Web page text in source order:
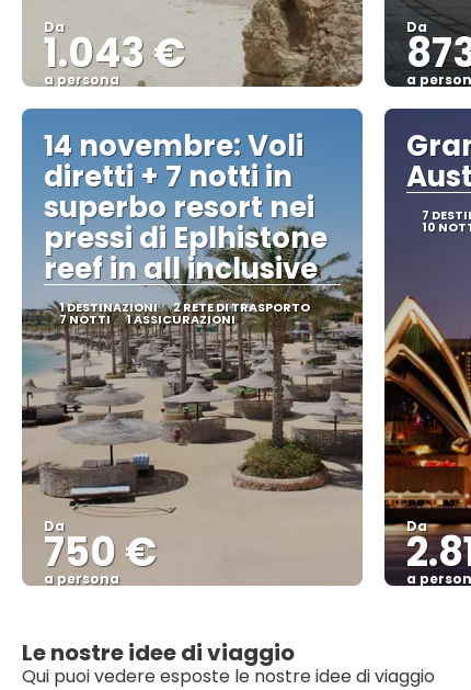
Da
1.043 €
a persona
Vedere
Da
a
14 novembre: Voli
diretti + 7 notti in
superbo resort nei
pressi di Eplhistone
reef in all inclusive
1 DESTINAZIONI 2 RETE DI TRASPORTO
7 NOTTI 1 ASSICURAZIONI
Da
750 €
a persona
7
10
Da
a
Le nostre idee di viaggio
Qui puoi vedere esposte le nostre idee di viaggio